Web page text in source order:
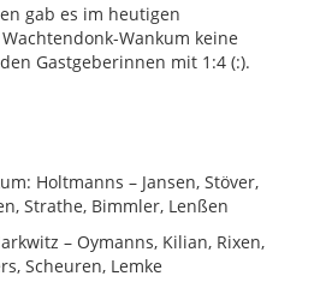
gab es im heutigen
Wankum keine
Gastgeberinnen mit 1:4 (:).
Holtmanns – Jansen, Stöver,
Strathe, Bimmler, Lenßen
– Oymanns, Kilian, Rixen,
Scheuren, Lemke